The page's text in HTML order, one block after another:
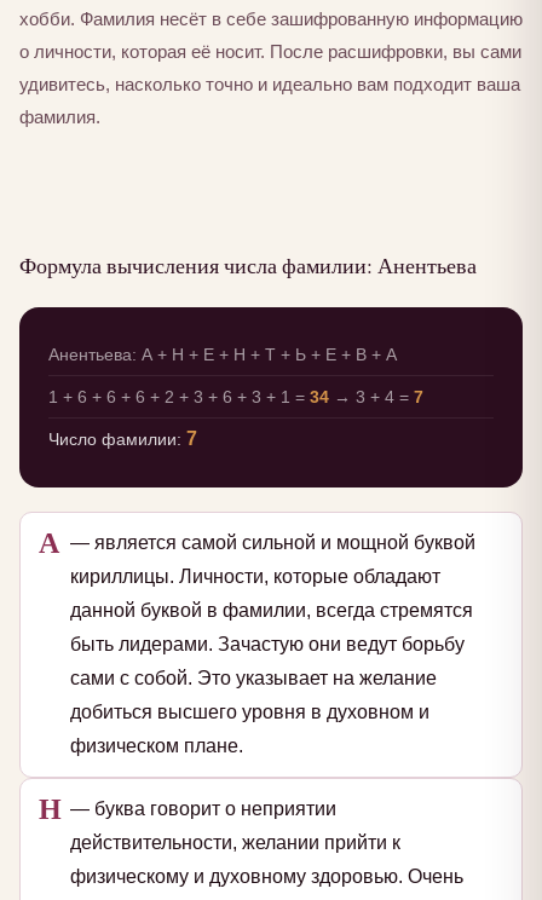
хобби. Фамилия несёт в себе зашифрованную информацию
о личности, которая её носит. После расшифровки, вы сами
удивитесь, насколько точно и идеально вам подходит ваша
фамилия.
Формула вычисления числа фамилии: Анентьева
Анентьева: А + Н + Е + Н + Т + Ь + Е + В + А
1 + 6 + 6 + 6 + 2 + 3 + 6 + 3 + 1 = 34 → 3 + 4 = 7
Число фамилии: 7
А — является самой сильной и мощной буквой
кириллицы. Личности, которые обладают
данной буквой в фамилии, всегда стремятся
быть лидерами. Зачастую они ведут борьбу
сами с собой. Это указывает на желание
добиться высшего уровня в духовном и
физическом плане.
Н — буква говорит о неприятии
действительности, желании прийти к
физическому и духовному здоровью. Очень